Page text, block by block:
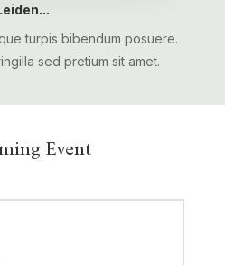
turpis bibendum posuere.
sed pretium sit amet.
Event